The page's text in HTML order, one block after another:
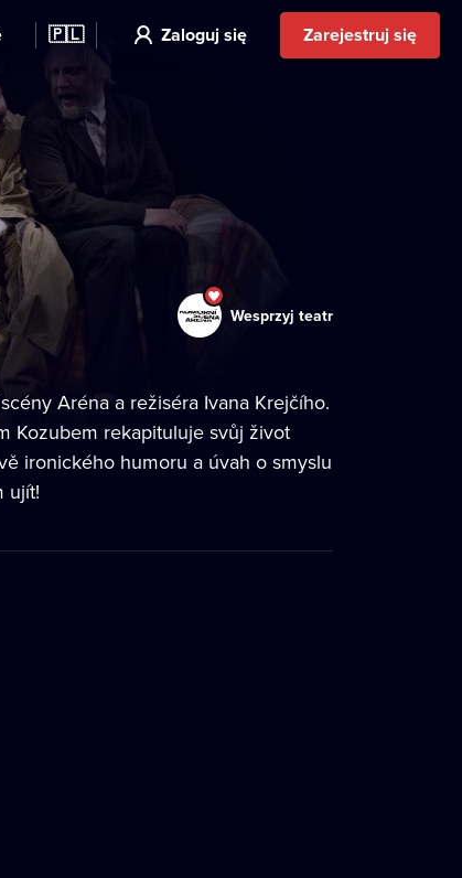
🇵🇱 Zaloguj się Zarejestruj się
Wesprzyj teatr
Aréna a režiséra Ivana Krejčího.
Kozubem rekapituluje svůj život
ironického humoru a úvah o smyslu
ujít!